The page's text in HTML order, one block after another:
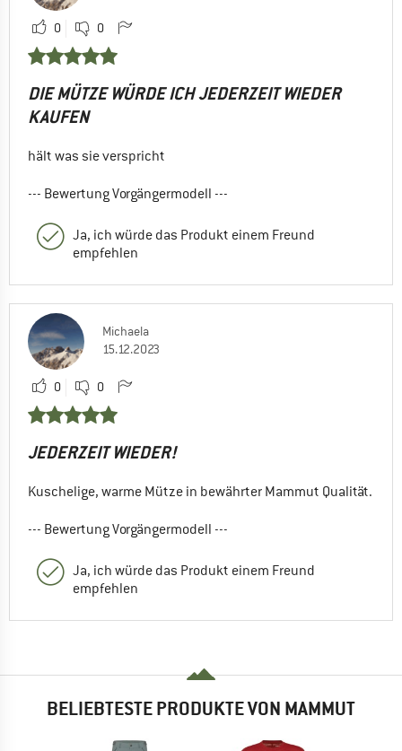
0 0
DIE MÜTZE WÜRDE ICH JEDERZEIT WIEDER
KAUFEN
hält was sie verspricht
--- Bewertung Vorgängermodell ---
Ja, ich würde das Produkt einem Freund
empfehlen
Michaela
15.12.2023
0 0
JEDERZEIT WIEDER!
Kuschelige, warme Mütze in bewährter Mammut Qualität.
--- Bewertung Vorgängermodell ---
Ja, ich würde das Produkt einem Freund
empfehlen
BELIEBTESTE PRODUKTE VON MAMMUT